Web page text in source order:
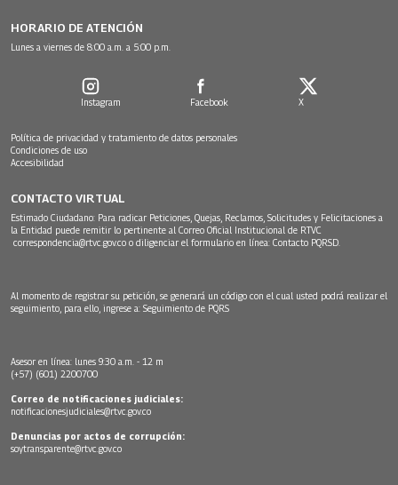
HORARIO DE ATENCIÓN
Lunes a viernes de 8:00 a.m. a 5:00 p.m.
Instagram Facebook X
Política de privacidad y tratamiento de datos personales
Condiciones de uso
Accesibilidad
CONTACTO VIRTUAL
Estimado Ciudadano: Para radicar Peticiones, Quejas, Reclamos, Solicitudes y Felicitaciones a
la Entidad puede remitir lo pertinente al Correo Oficial Institucional de RTVC
correspondencia@rtvc.gov.co o diligenciar el formulario en línea: Contacto PQRSD.
Al momento de registrar su petición, se generará un código con el cual usted podrá realizar el
seguimiento, para ello, ingrese a: Seguimiento de PQRS
Asesor en línea: lunes 9:30 a.m. - 12 m
(+57) (601) 2200700
Correo de notificaciones judiciales:
notificacionesjudiciales@rtvc.gov.co
Denuncias por actos de corrupción:
soytransparente@rtvc.gov.co